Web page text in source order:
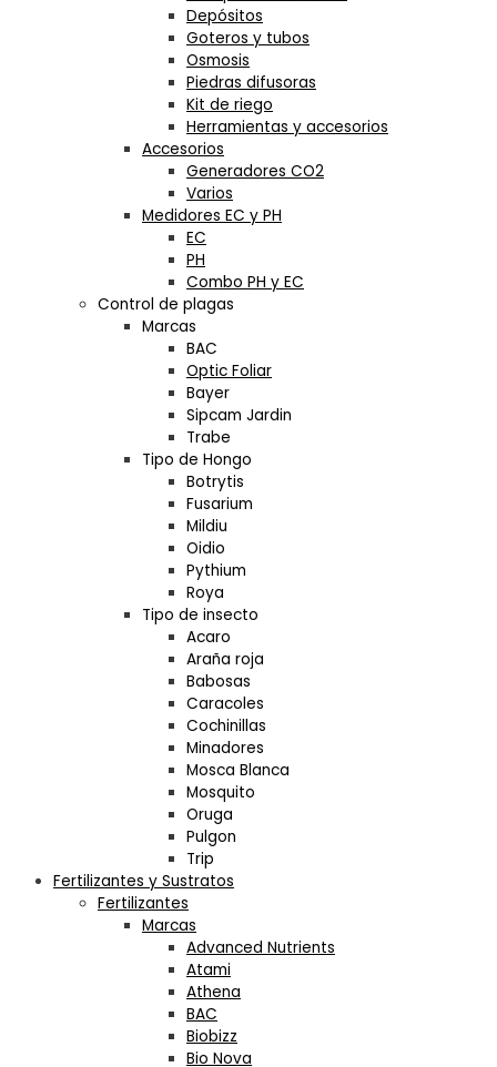
Depósitos
Goteros y tubos
Osmosis
Piedras difusoras
Kit de riego
Herramientas y accesorios
Accesorios
Generadores CO2
Varios
Medidores EC y PH
EC
PH
Combo PH y EC
Control de plagas
Marcas
BAC
Optic Foliar
Bayer
Sipcam Jardin
Trabe
Tipo de Hongo
Botrytis
Fusarium
Mildiu
Oidio
Pythium
Roya
Tipo de insecto
Acaro
Araña roja
Babosas
Caracoles
Cochinillas
Minadores
Mosca Blanca
Mosquito
Oruga
Pulgon
Trip
Fertilizantes y Sustratos
Fertilizantes
Marcas
Advanced Nutrients
Atami
Athena
BAC
Biobizz
Bio Nova